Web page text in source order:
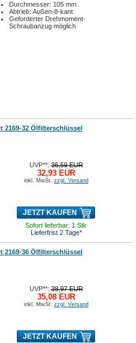
Durchmesser: 105 mm
Abtrieb: Außen-8-kant
Geforderter Drehmoment-
Schraubanzug möglich
2169-32 Ölfilterschlüssel
UVP**:36,59 EUR
32,93 EUR
inkl. MwSt. zzgl. Versand
JETZT KAUFEN
Sofort lieferbar: 1 Stk
Lieferfrist 2 Tage*
2169-36 Ölfilterschlüssel
UVP**:38,97 EUR
35,08 EUR
inkl. MwSt. zzgl. Versand
JETZT KAUFEN